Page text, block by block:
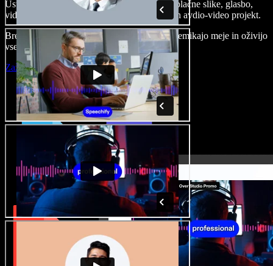
Ustvarjajte govorne posnetke, dodajajte brezplačne slike, glasbo,
videe, klonirajte svoj glas in pripravite celoten avdio-video projekt.
Brez učenja in kar iz brskalnika ustvarjalci premikajo meje in oživijo
vse ideje.
Zaženi Studio